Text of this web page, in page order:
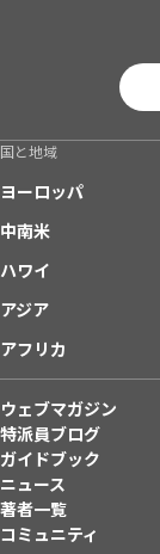
国と地域
ヨーロッパ
中南米
ハワイ
アジア
アフリカ
ウェブマガジン
特派員ブログ
ガイドブック
ニュース
著者一覧
コミュニティ